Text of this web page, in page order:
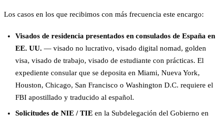
Los casos en los que recibimos con más frecuencia este encargo:
Visados de residencia presentados en consulados de España en
EE. UU. — visado no lucrativo, visado digital nomad, golden
visa, visado de trabajo, visado de estudiante con prácticas. El
expediente consular que se deposita en Miami, Nueva York,
Houston, Chicago, San Francisco o Washington D.C. requiere el
FBI apostillado y traducido al español.
Solicitudes de NIE / TIEen la Subdelegación del Gobierno en